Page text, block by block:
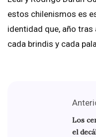
estos chilenismos es
identidad que, año
cada brindis y cada
Los
el